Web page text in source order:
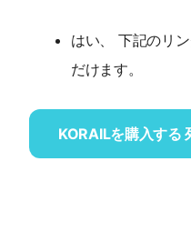
はい、 下記のリ
だけます。
KORAILを購入する